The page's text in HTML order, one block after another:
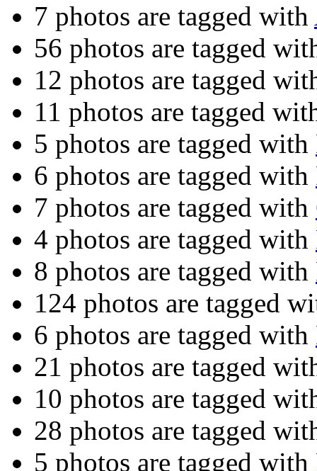
7 photos are tagged with
56 photos are tagged
12 photos are tagged
11 photos are tagged
5 photos are tagged with
6 photos are tagged with
7 photos are tagged with
4 photos are tagged with
8 photos are tagged with
124 photos are tagged
6 photos are tagged with
21 photos are tagged
10 photos are tagged
28 photos are tagged
5 photos are tagged with